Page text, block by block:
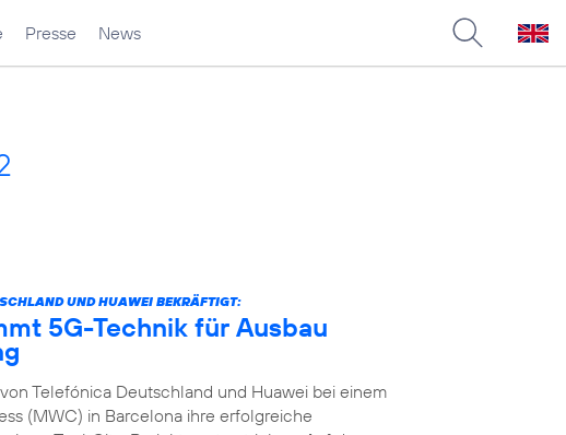
Presse News
UND HUAWEI BEKRÄFTIGT:
5G-Technik für Ausbau
Telefónica Deutschland und Huawei bei einem
(MWC) in Barcelona ihre erfolgreiche